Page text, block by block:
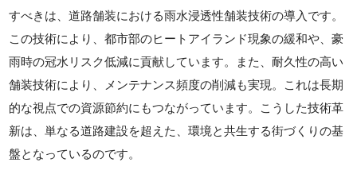
すべきは、道路舗装における雨水浸透性舗装技術の導入です。
この技術により、都市部のヒートアイランド現象の緩和や、豪
雨時の冠水リスク低減に貢献しています。また、耐久性の高い
舗装技術により、メンテナンス頻度の削減も実現。これは長期
的な視点での資源節約にもつながっています。こうした技術革
新は、単なる道路建設を超えた、環境と共生する街づくりの基
盤となっているのです。